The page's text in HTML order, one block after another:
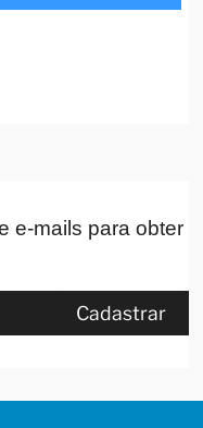
e-mails para obter
Cadastrar